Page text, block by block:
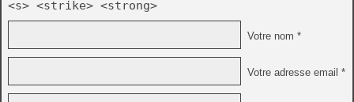
<s> <strike> <strong>
Votre nom *
Votre adresse email *